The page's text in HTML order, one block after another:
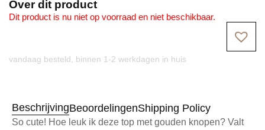
Over dit product
Dit product is nu niet op voorraad en niet beschikbaar.
vandaag besteld, binnen 1-2 werkdagen in huis
BeschrijvingBeoordelingenShipping Policy
So cute! Hoe leuk ik deze top met gouden knopen? Valt